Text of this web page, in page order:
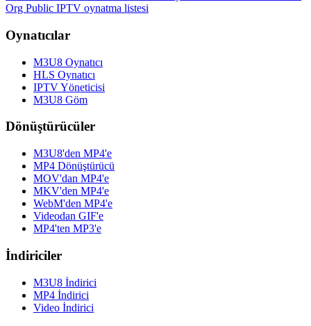
Org Public IPTV oynatma listesi
Oynatıcılar
M3U8 Oynatıcı
HLS Oynatıcı
IPTV Yöneticisi
M3U8 Göm
Dönüştürücüler
M3U8'den MP4'e
MP4 Dönüştürücü
MOV'dan MP4'e
MKV'den MP4'e
WebM'den MP4'e
Videodan GIF'e
MP4'ten MP3'e
İndiriciler
M3U8 İndirici
MP4 İndirici
Video İndirici